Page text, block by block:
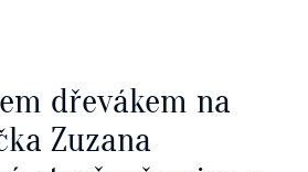
dřevákem na
Zuzana